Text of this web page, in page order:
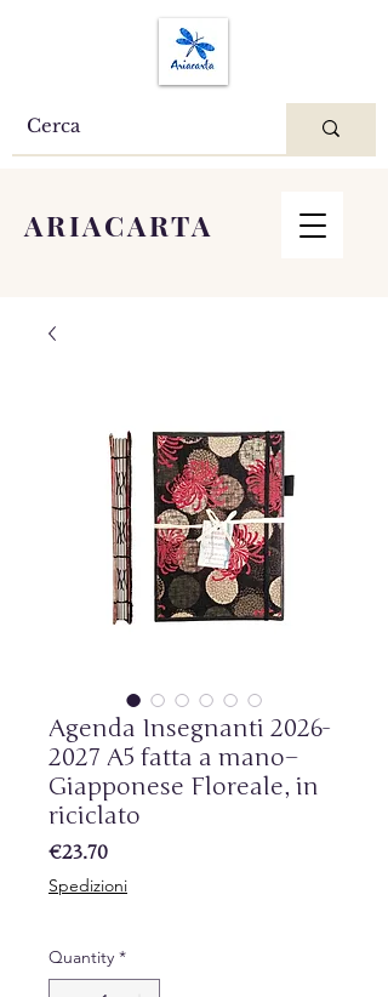
ARIACARTA
Agenda Insegnanti 2026-
2027 A5 fatta a mano–
Giapponese Floreale, in
riciclato
€23.70Price
Spedizioni
Quantity *